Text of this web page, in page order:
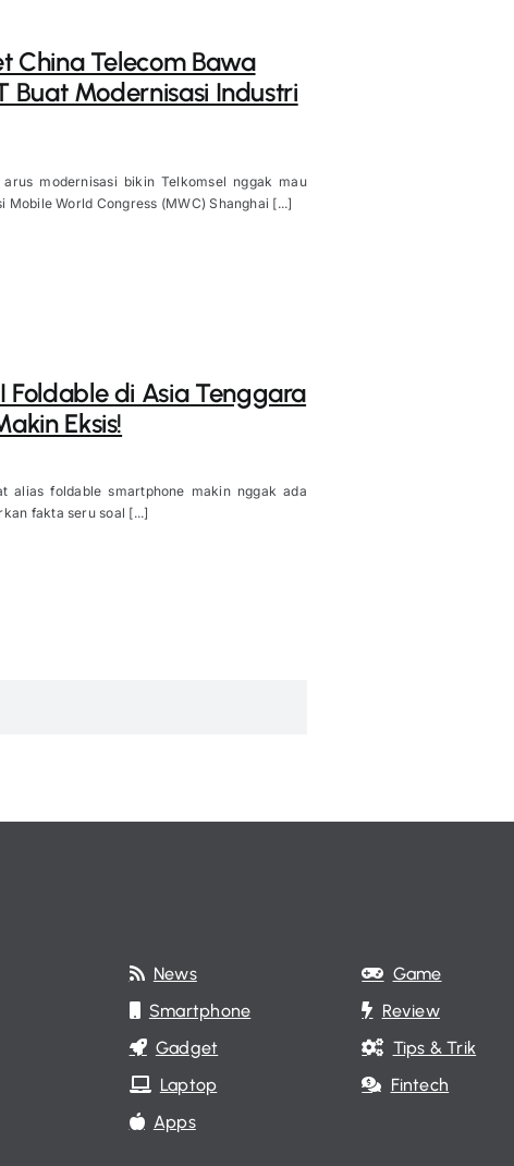
China Telecom Bawa
Buat Modernisasi Industri
modernisasi bikin Telkomsel nggak mau
World Congress (MWC) Shanghai [...]
Foldable di Asia Tenggara
Eksis!
alias foldable smartphone makin nggak ada
fakta seru soal [...]
News
Smartphone
Gadget
Laptop
Apps
Game
Review
Tips & Trik
Fintech